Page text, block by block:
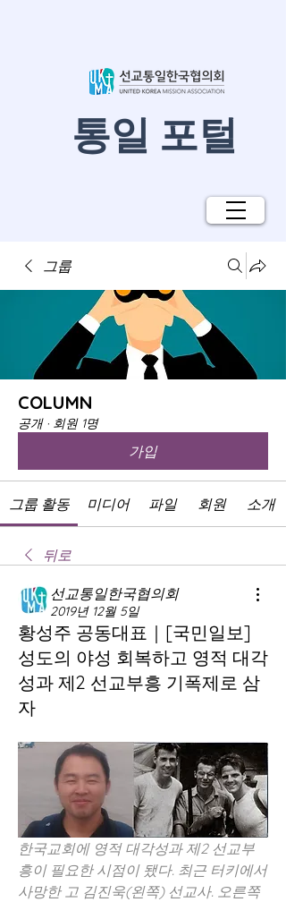
​통일 포털
그룹
COLUMN
공개 · 회원 1명
가입
그룹 활동 미디어 파일 회원 소개
뒤로
선교통일한국협의회
2019년 12월 5일
황성주 공동대표｜[국민일보]
성도의 야성 회복하고 영적 대각
성과 제2 선교부흥 기폭제로 삼
자
한국교회에 영적 대각성과 제2 선교부
흥이 필요한 시점이 됐다. 최근 터키에서
사망한 고 김진욱(왼쪽) 선교사. 오른쪽